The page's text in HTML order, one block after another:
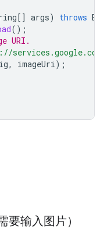
[] args) throws
();
URI.
, imageUri);
输入图片）